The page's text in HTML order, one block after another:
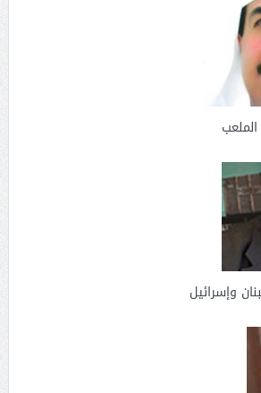
وإسرائيل